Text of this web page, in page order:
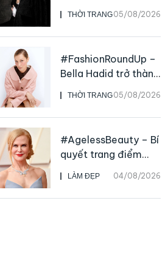
THỜI TRANG05/08/2026
sức ảnh hưởng sâu
rộng của NTK John
Galliano
THỜI TRANG05/08/2026
#FashionRoundUp –
Bella Hadid trở thành
Đại sứ Toàn cầu của
Prada Beauty,
CHANEL mua lại
LÀM ĐẸP 04/08/2026
#AgelessBeauty – Bí
quyết trang điểm
“hack” tuổi như các
nữ minh tinh hàng
đầu